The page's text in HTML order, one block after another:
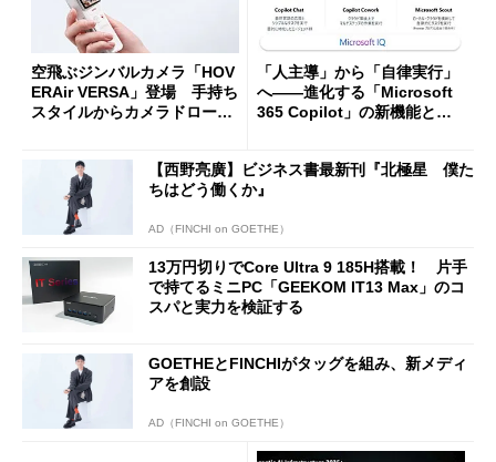
空飛ぶジンバルカメラ「HOV
ERAir VERSA」登場 手持ち
スタイルからカメラドローン
「人主導」から「自律実行」
へ――進化する「Microsoft
365 Copilot」の新機能とエ
【西野亮廣】ビジネス書最新刊『北極星 僕た
ちはどう働くか』
AD（FINCHI on GOETHE）
13万円切りでCore Ultra 9 185H搭載！ 片手
で持てるミニPC「GEEKOM IT13 Max」のコ
スパと実力を検証する
GOETHEとFINCHIがタッグを組み、新メディ
アを創設
AD（FINCHI on GOETHE）